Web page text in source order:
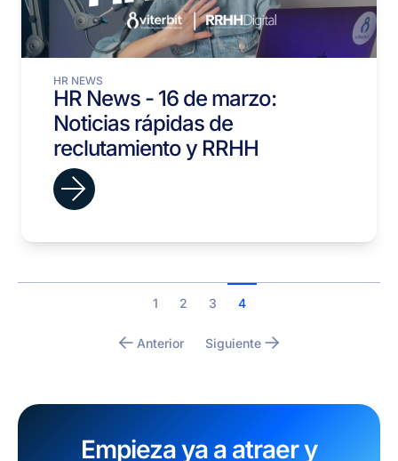
HR NEWS
HR News - 16 de marzo:
Noticias rápidas de
reclutamiento y RRHH
Anterior
1 2 3 4
Siguiente
Empieza ya a atraer y